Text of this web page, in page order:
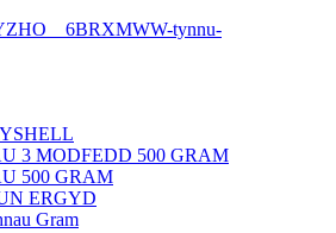
3 MODFEDD 500 GRAM
500 GRAM
ERGYD
Gram